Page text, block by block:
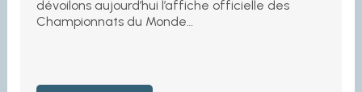
dévoilons aujourd’hui l’affiche officielle des
Championnats du Monde…